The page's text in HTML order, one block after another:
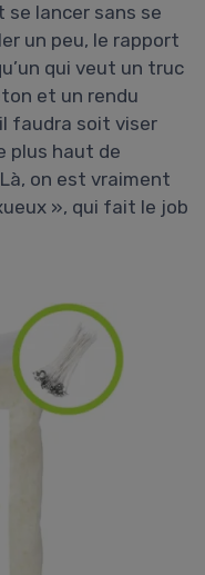
se lancer sans se
un peu, le rapport
qui veut un truc
et un rendu
faudra soit viser
plus haut de
on est vraiment
», qui fait le job